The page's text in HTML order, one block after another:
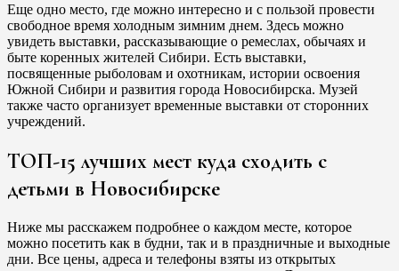
Еще одно место, где можно интересно и с пользой провести
свободное время холодным зимним днем. Здесь можно
увидеть выставки, рассказывающие о ремеслах, обычаях и
быте коренных жителей Сибири. Есть выставки,
посвященные рыболовам и охотникам, истории освоения
Южной Сибири и развития города Новосибирска. Музей
также часто организует временные выставки от сторонних
учреждений.
ТОП-15 лучших мест куда сходить с
детьми в Новосибирске
Ниже мы расскажем подробнее о каждом месте, которое
можно посетить как в будни, так и в праздничные и выходные
дни. Все цены, адреса и телефоны взяты из открытых